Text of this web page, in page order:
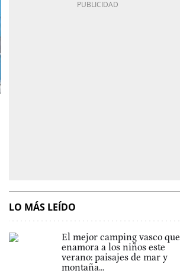
LO MÁS LEÍDO
El mejor camping vasco que
enamora a los niños este
verano: paisajes de mar y
montaña...